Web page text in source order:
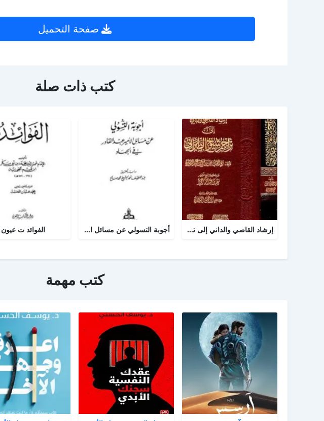
صفحة التحميل
كتب ذات صلة
إرشاد القاصي والداني إلى تراجم شيوخ الطبراني أجوبة التسولي عن مسائل الأمير عبد القادر في الجهاد الفوائد ت عيون
كتب مهمة